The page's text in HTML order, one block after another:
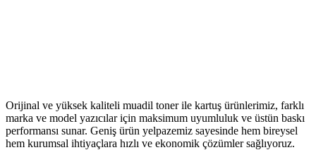
Orijinal ve yüksek kaliteli muadil toner ile kartuş ürünlerimiz, farklı
marka ve model yazıcılar için maksimum uyumluluk ve üstün baskı
performansı sunar. Geniş ürün yelpazemiz sayesinde hem bireysel
hem kurumsal ihtiyaçlara hızlı ve ekonomik çözümler sağlıyoruz.